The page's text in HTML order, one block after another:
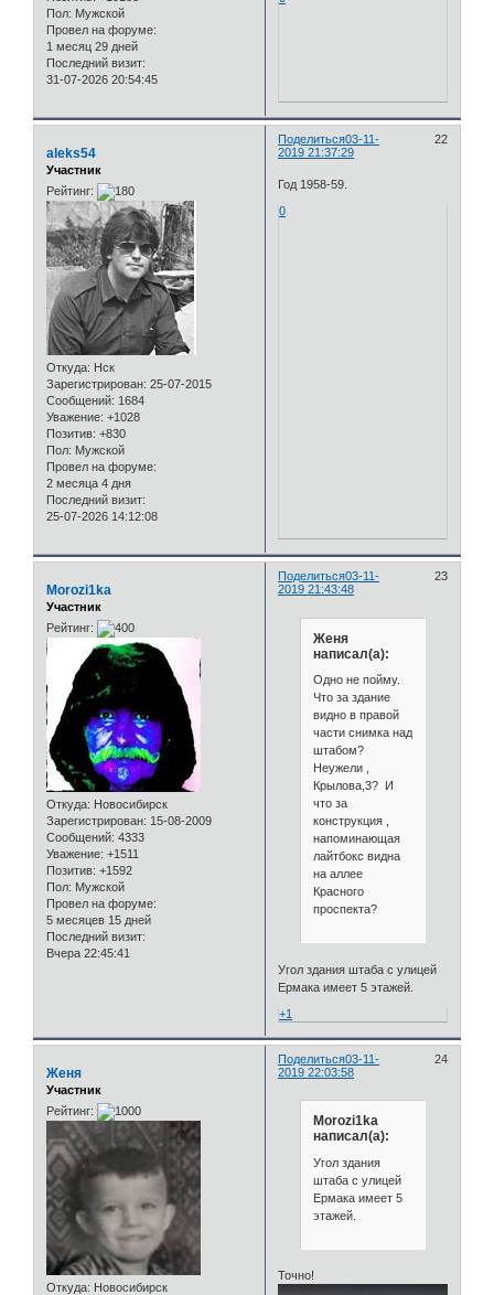
Пол: Мужской
Провел на форуме:
1 месяц 29 дней
Последний визит:
31-07-2026 20:54:45
Поделиться 22
03-11-
2019 21:37:29
aleks54
Участник
Рейтинг:
Откуда: Нск
Зарегистрирован: 25-07-2015
Сообщений: 1684
Уважение: +1028
Позитив: +830
Пол: Мужской
Провел на форуме:
2 месяца 4 дня
Последний визит:
25-07-2026 14:12:08
Год 1958-59.
0
Поделиться 23
03-11-
2019 21:43:48
Morozi1ka
Участник
Рейтинг:
Откуда: Новосибирск
Зарегистрирован: 15-08-2009
Сообщений: 4333
Уважение: +1511
Позитив: +1592
Пол: Мужской
Провел на форуме:
5 месяцев 15 дней
Последний визит:
Вчера 22:45:41
Женя
написал(а):
Одно не пойму.
Что за здание
видно в правой
части снимка над
штабом?
Неужели ,
Крылова,3? И
что за
конструкция ,
напоминающая
лайтбокс видна
на аллее
Красного
проспекта?
Угол здания штаба с улицей
Ермака имеет 5 этажей.
+1
Поделиться 24
03-11-
2019 22:03:58
Женя
Участник
Рейтинг:
Откуда: Новосибирск
Morozi1ka
написал(а):
Угол здания
штаба с улицей
Ермака имеет 5
этажей.
Точно!